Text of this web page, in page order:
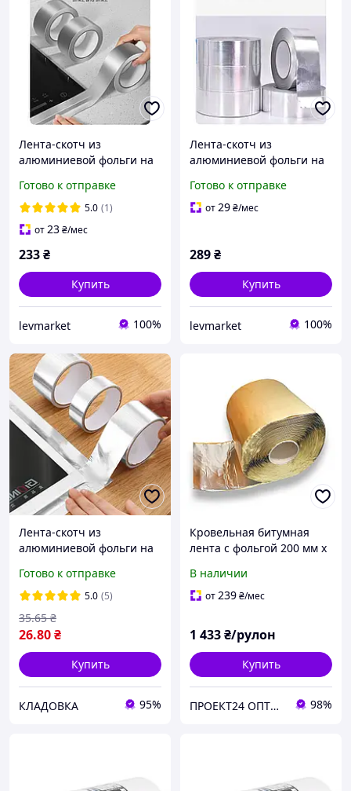
Лента-скотч из
алюминиевой фольги на
30мм x 10м
Готово к отправке
5.0 (1)
от23₴/мес
233₴
Купить
levmarket 100%
Лента-скотч из
алюминиевой фольги на
50 мм x 10 м
Готово к отправке
от29₴/мес
289₴
Купить
levmarket 100%
Лента-скотч из
алюминиевой фольги на
см*5 м, Кладовка
Готово к отправке
5.0 (5)
26.80₴
35.65 ₴
Купить
КЛАДОВКА 95%
Кровельная битумная
лента с фольгой 200 мм х
В наличии
от239₴/мес
1 433₴/рулон
Купить
ПРОЕКТ24 ОПТОВО РОЗНИЧНАЯ КОМПАНИЯ 98%